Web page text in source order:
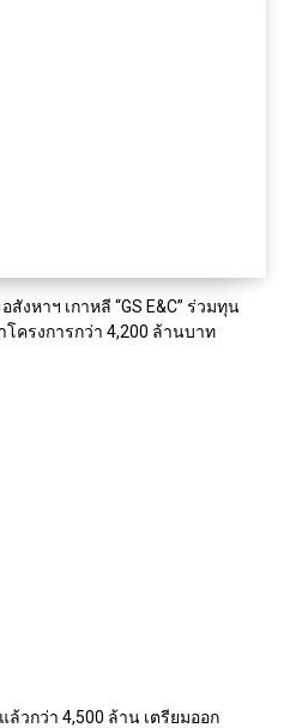
งหาฯ เกาหลี “GS E&C” ร่วมทุน
ครงการกว่า 4,200 ล้านบาท
ล้วกว่า 4,500 ล้าน เตรียมออก